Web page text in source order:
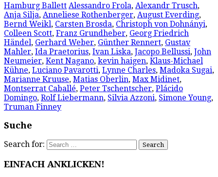
Hamburg Ballett Alessandro Frola, Alexandr Trusch,
Anja Silja, Anneliese Rothenberger, August Everding,
Bernd Weikl, Carsten Brosda, Christoph von Dohnányi,
Colleen Scott, Franz Grundheber, Georg Friedrich
Händel, Gerhard Weber, Günther Rennert, Gustav
Mahler, Ida Praetorius, Ivan Liska, Jacopo Bellussi, John
Neumeier, Kent Nagano, kevin haigen, Klaus-Michael
Kühne, Luciano Pavarotti, Lynne Charles, Madoka Sugai,
Marianne Kruuse, Matias Oberlin, Max Midinet,
Montserrat Caballé, Peter Tschentscher, Plácido
Domingo, Rolf Liebermann, Silvia Azzoni, Simone Young,
Truman Finney
Suche
Search for:
EINFACH ANKLICKEN!